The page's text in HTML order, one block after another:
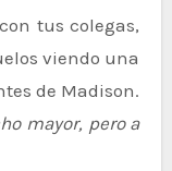
tus colegas,
viendo una
de Madison.
mayor, pero a